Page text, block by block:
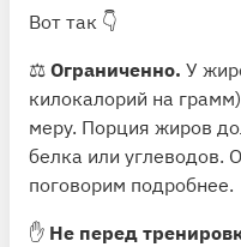
Вот так 👇
⚖️ Ограниченно. У
килокалорий на
меру. Порция жиров
белка или углеводов.
поговорим подробнее.
✋ Не перед